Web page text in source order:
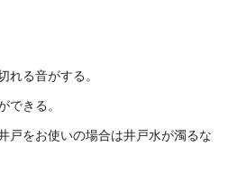
れる音がする。
できる。
戸をお使いの場合は井戸水が濁るな